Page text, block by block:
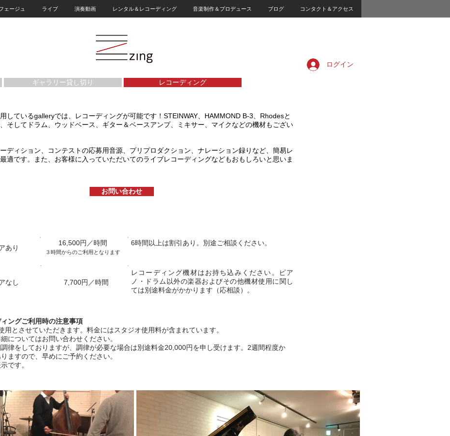
ェージュ ライブ 演奏動画 レンタル＆レコーディング 音楽制作＆プロデュース ブログ コンタクト＆アクセス
ログイン
ギャラリー貸し切り レコーディング
しているgalleryでは、レコーディングが可能です！STEINWAY、HAMMOND B-3、Rhodesと
そしてドラム、ウッドベース、ギター＆ベースアンプ、ミキサー、マイクなどの機材もござい
ディション、コンテストの応募用音源、プリプロダクション、ナレーション録りなど、簡易レ
適です。また、お客様に入っていただいてのライブレコーディングなどもおもしろいと思いま
お問い合わせ
あり
16,500円／時間
３時間からのご利用となります
6時間以上は割引あり。別途ご相談ください。
なし 7,700円／時間
レコーディング機材はお持ち込みください。ピア
ノ・ドラム以外の楽器およびその他機材使用に関し
ては別途料金がかかります（応相談）。
ングご利用時の注意事項
用とさせていただきます。料金にはスタジオ使用料が含まれています。
についてはお問い合わせください。
律をしておりますが、調律が必要な場合は別途料金20,000円を申し受けます。2週間程度か
ますので、早めにご予約ください。
です。